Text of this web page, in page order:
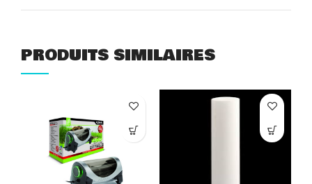
PRODUITS SIMILAIRES